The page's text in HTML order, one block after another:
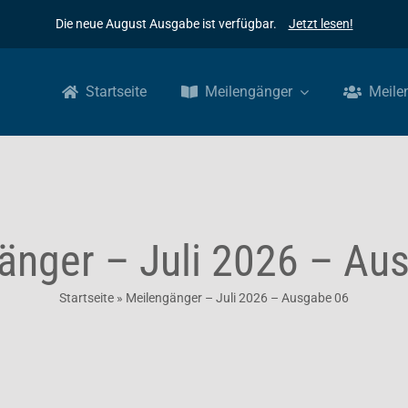
Die neue August Ausgabe ist verfügbar. Jetzt lesen!
Startseite Meilengänger
– Juli 2026 –
Startseite » Meilengänger – Juli 2026 – Ausgabe 06